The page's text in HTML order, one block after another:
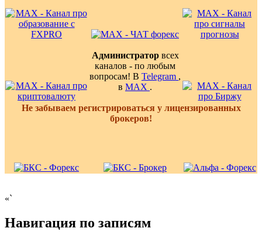
Администраторвсех
каналов - по любым
вопросам! В Telegram ,
в MAX .
Не забываем регистрироваться у лицензированных
брокеров!
«`
Навигация по записям